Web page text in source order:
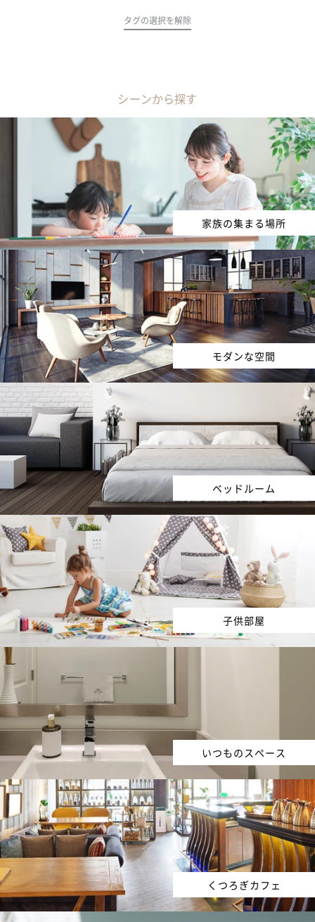
タグの選択を解除
シーンから探す
家族の集まる場所
モダンな空間
ベッドルーム
子供部屋
いつものスペース
くつろぎカフェ